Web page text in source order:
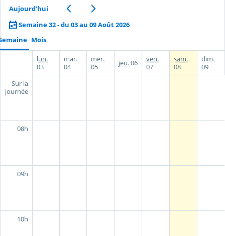
Aujourd’hui
Semaine 32 - du 03 au 09 Août 2026
Mois
lun.
03
mar.
04
mer.
05
jeu.06
ven.
07
sam.
08
dim.
09
Sur la
journée
08h
09h
10h